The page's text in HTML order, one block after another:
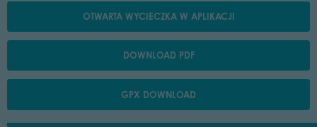
OTWARTA WYCIECZKA W APLIKACJI
DOWNLOAD PDF
GPX DOWNLOAD